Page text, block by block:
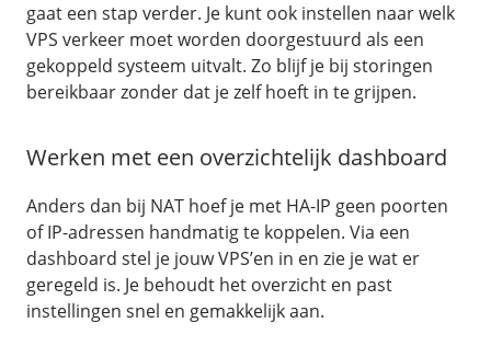
gaat een stap verder. Je kunt ook instellen naar welk
VPS verkeer moet worden doorgestuurd als een
gekoppeld systeem uitvalt. Zo blijf je bij storingen
bereikbaar zonder dat je zelf hoeft in te grijpen.
Werken met een overzichtelijk dashboard
Anders dan bij NAT hoef je met HA-IP geen poorten
of IP-adressen handmatig te koppelen. Via een
dashboard stel je jouw VPS’en in en zie je wat er
geregeld is. Je behoudt het overzicht en past
instellingen snel en gemakkelijk aan.